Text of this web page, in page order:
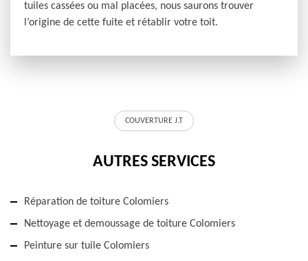
tuiles cassées ou mal placées, nous saurons trouver
l’origine de cette fuite et rétablir votre toit.
COUVERTURE J.T
AUTRES SERVICES
Réparation de toiture Colomiers
Nettoyage et demoussage de toiture Colomiers
Peinture sur tuile Colomiers